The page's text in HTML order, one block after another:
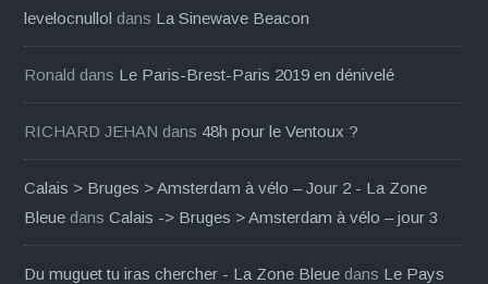
levelocnullol dans La Sinewave Beacon
Ronald dans Le Paris-Brest-Paris 2019 en dénivelé
RICHARD JEHAN dans 48h pour le Ventoux ?
Calais > Bruges > Amsterdam à vélo – Jour 2 - La Zone
Bleue dansCalais -> Bruges > Amsterdam à vélo – jour 3
Du muguet tu iras chercher - La Zone Bleue dans Le Pays